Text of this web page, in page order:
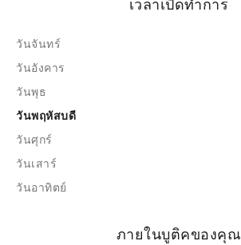
เวลาเปิดทำการ
วันจันทร์
วันอังคาร
วันพุธ
วันพฤหัสบดี
วันศุกร์
วันเสาร์
วันอาทิตย์
ภายในบูติคของคุณ